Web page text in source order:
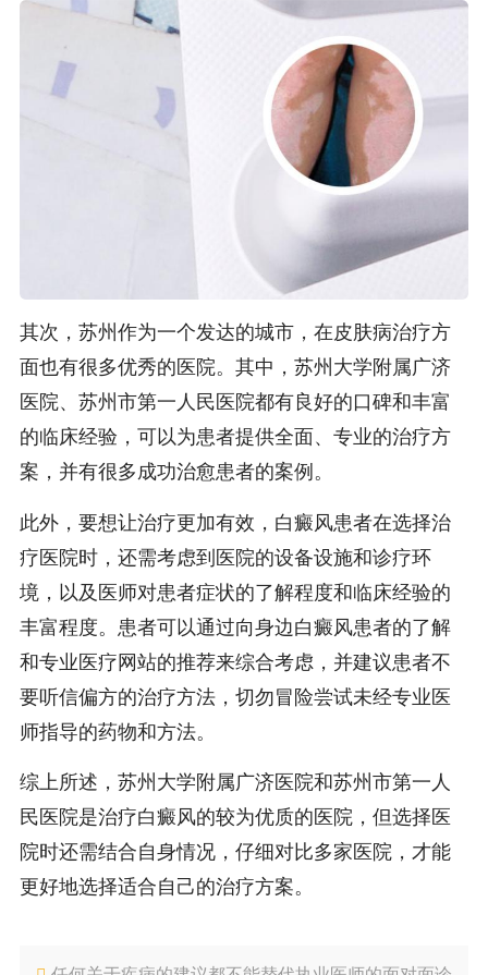
其次，苏州作为一个发达的城市，在皮肤病治疗方
面也有很多优秀的医院。其中，苏州大学附属广济
医院、苏州市第一人民医院都有良好的口碑和丰富
的临床经验，可以为患者提供全面、专业的治疗方
案，并有很多成功治愈患者的案例。
此外，要想让治疗更加有效，白癜风患者在选择治
疗医院时，还需考虑到医院的设备设施和诊疗环
境，以及医师对患者症状的了解程度和临床经验的
丰富程度。患者可以通过向身边白癜风患者的了解
和专业医疗网站的推荐来综合考虑，并建议患者不
要听信偏方的治疗方法，切勿冒险尝试未经专业医
师指导的药物和方法。
综上所述，苏州大学附属广济医院和苏州市第一人
民医院是治疗白癜风的较为优质的医院，但选择医
院时还需结合自身情况，仔细对比多家医院，才能
更好地选择适合自己的治疗方案。